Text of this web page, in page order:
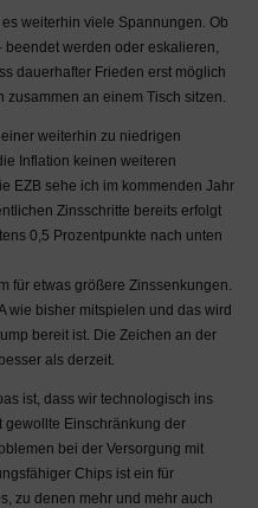
weiterhin viele Spannungen. Ob
werden oder eskalieren,
dauerhafter Frieden erst möglich
an einem Tisch sitzen.
weiterhin zu niedrigen
Inflation keinen weiteren
EZB sehe ich im kommenden Jahr
Zinsschritte bereits erfolgt
0,5 Prozentpunkte nach unten
für etwas größere Zinssenkungen.
wie bisher mitspielen und das wird
bereit ist. Die Zeichen an der
als derzeit.
ist, dass wir technologisch ins
gewollte Einschränkung der
bei der Versorgung mit
Chips ist ein für
zu denen mehr und mehr auch